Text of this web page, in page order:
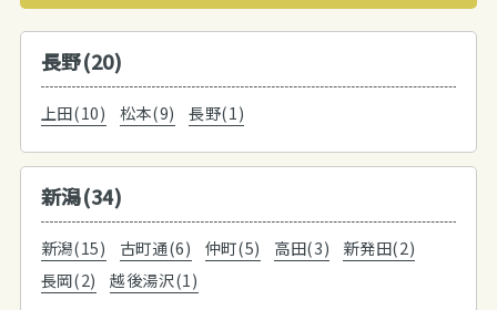
長野(20)
上田(10) 松本(9) 長野(1)
新潟(34)
新潟(15) 古町通(6) 仲町(5) 高田(3)
新発田(2)
長岡(2)
越後湯沢(1)